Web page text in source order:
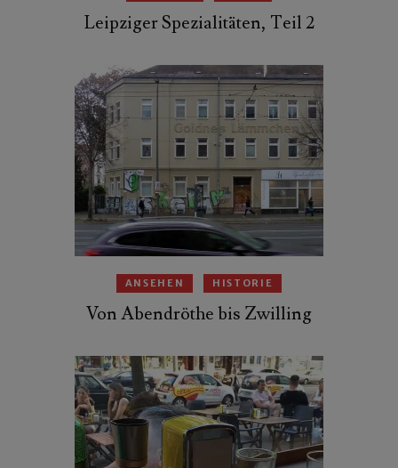
Leipziger Spezialitäten, Teil 2
ANSEHEN HISTORIE
Von Abendröthe bis Zwilling